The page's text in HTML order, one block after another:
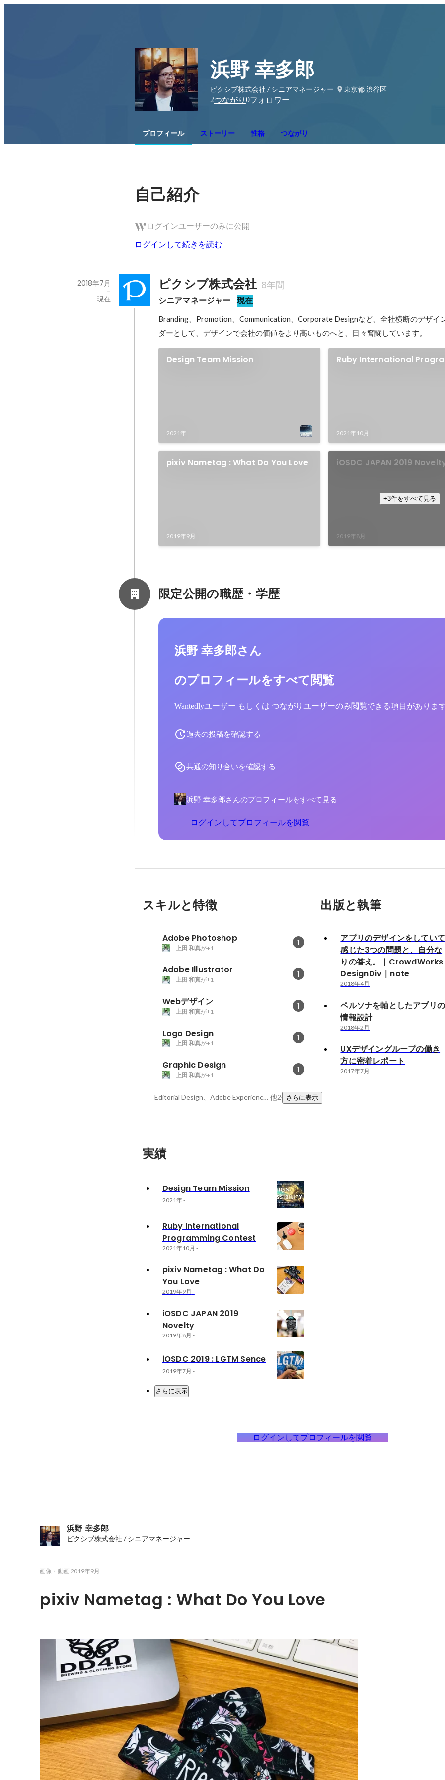
浜野 幸多郎
ピクシブ株式会社 / シニアマネージャー
東京都 渋谷区
2つながり 0フォロワー
プロフィール ストーリー 性格 つながり
自己紹介
ログインユーザーのみに公開
ログインして続きを読む
ピクシブ株式会社 8年間
シニアマネージャー 現在
2018年7月
-
現在
Branding、Promotion、Communication、Corporate Designなど、全社横断のデザイ
ダーとして、デザインで会社の価値をより高いものへと、日々奮闘しています。
Design Team Mission
2021年
Ruby International
2021年10月
pixiv Nametag : What Do You Love
2019年9月
iOSDC JAPAN 2019
2019年8月
+3件をすべて見る
限定公開の職歴・学歴
浜野 幸多郎さん
のプロフィールをすべて閲覧
Wantedlyユーザー もしくは つながりユーザーのみ閲覧できる項目がありま
過去の投稿を確認する
共通の知り合いを確認する
浜野 幸多郎さんのプロフィールをすべて見る
ログインしてプロフィールを閲覧
スキルと特徴
Adobe Photoshop 1
上田 和真が+1
Adobe Illustrator 1
上田 和真が+1
Webデザイン 1
上田 和真が+1
Logo Design 1
上田 和真が+1
Graphic Design 1
上田 和真が+1
Editorial Design、Adobe Experience Design、Prott 他2件さらに表示
出版と執筆
アプリのデザインをしていて
感じた3つの問題と、自分な
りの答え。｜CrowdWorks
DesignDiv｜note
2018年4月
ペルソナを軸としたアプリの
情報設計
2018年2月
UXデザイングループの働き
方に密着レポート
2017年7月
実績
Design Team Mission
2021年-
Ruby International
Programming Contest
2021年10月 -
pixiv Nametag : What Do
You Love
2019年9月 -
iOSDC JAPAN 2019
Novelty
2019年8月 -
iOSDC 2019 : LGTM Sence
2019年7月 -
さらに表示
ログインしてプロフィールを閲覧
浜野 幸多郎
ピクシブ株式会社 / シニアマネージャー
画像・動画2019年9月
pixiv Nametag : What Do You Love